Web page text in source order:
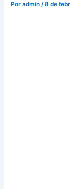
Poradmin/8 de